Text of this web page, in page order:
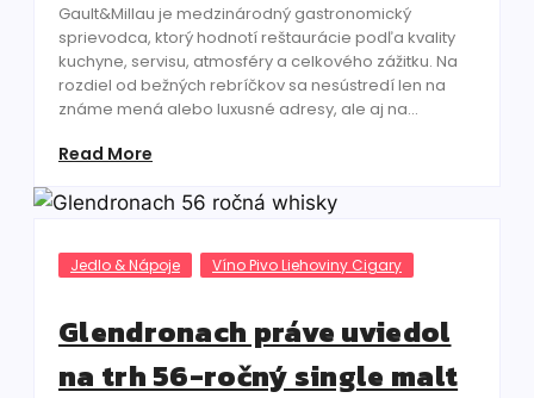
Gault&Millau je medzinárodný gastronomický
sprievodca, ktorý hodnotí reštaurácie podľa kvality
kuchyne, servisu, atmosféry a celkového zážitku. Na
rozdiel od bežných rebríčkov sa nesústredí len na
známe mená alebo luxusné adresy, ale aj na...
Read More
Jedlo & Nápoje Víno Pivo Liehoviny Cigary
Glendronach práve uviedol
na trh 56-ročný single malt